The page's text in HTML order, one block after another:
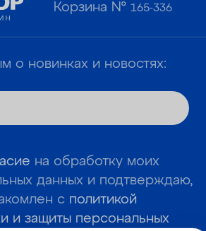
Корзина №165-336
о новинках и новостях:
на обработку моих
данных и подтверждаю,
с политикой
и защиты персональных